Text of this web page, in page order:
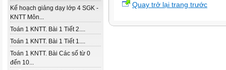
Kế hoạch giảng dạy lớp 4 SGK -
KNTT Môn...
Toán 1 KNTT. Bài 1 Tiết 2....
Toán 1 KNTT. Bài 1 Tiết 1....
Toán 1 KNTT. Bài Các số từ 0
đến 10...
Quay trở lại trang trước